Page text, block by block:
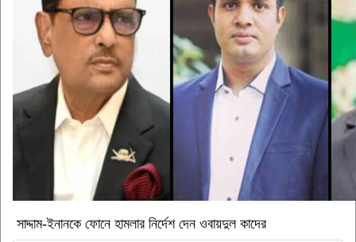
সাদ্দাম-ইনানকে ফোনে হামলার নির্দেশ দেন ওবায়দুল কাদের